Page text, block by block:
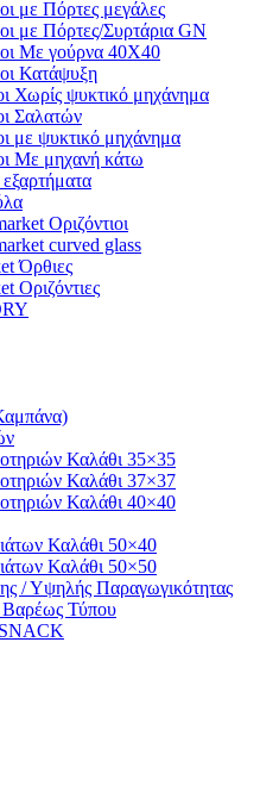
με Πόρτες μεγάλες
με Πόρτες/Συρτάρια GN
Με γούρνα 40Χ40
Κατάψυξη
Χωρίς ψυκτικό μηχάνημα
Σαλατών
με ψυκτικό μηχάνημα
Με μηχανή κάτω
Οριζόντιοι
curved glass
Όρθιες
Οριζόντιες
Καλάθι 35×35
Καλάθι 37×37
Καλάθι 40×40
Καλάθι 50×40
Καλάθι 50×50
/ Υψηλής Παραγωγικότητας
Βαρέως Τύπου